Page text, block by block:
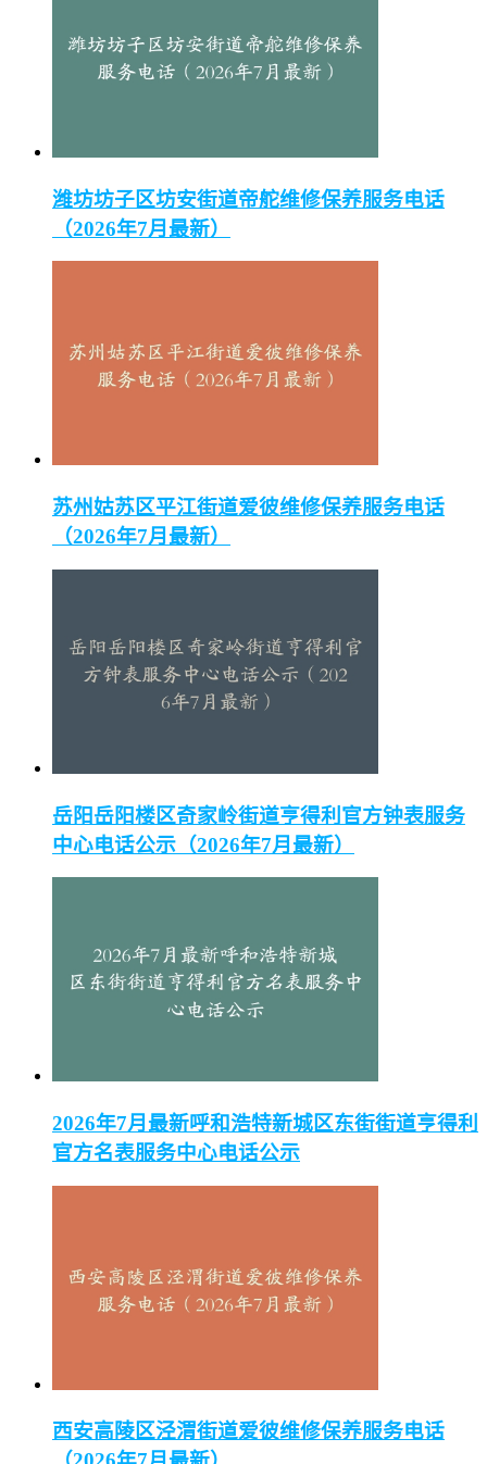
潍坊坊子区坊安街道帝舵维修保养服务电话
（2026年7月最新）
苏州姑苏区平江街道爱彼维修保养服务电话
（2026年7月最新）
岳阳岳阳楼区奇家岭街道亨得利官方钟表服务
中心电话公示（2026年7月最新）
2026年7月最新呼和浩特新城区东街街道亨得利
官方名表服务中心电话公示
西安高陵区泾渭街道爱彼维修保养服务电话